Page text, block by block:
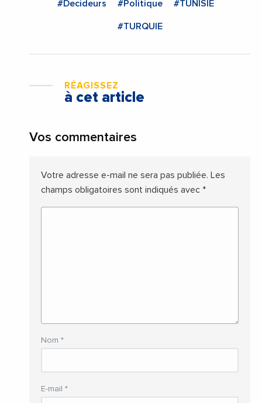
#Decideurs #Politique #TUNISIE
#TURQUIE
RÉAGISSEZ
à cet article
Vos commentaires
Votre adresse e-mail ne sera pas publiée. Les
champs obligatoires sont indiqués avec *
Nom *
E-mail *